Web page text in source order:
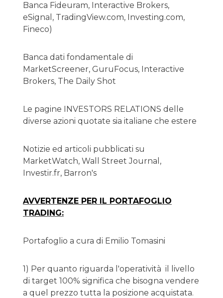
Banca Fideuram, Interactive Brokers,
eSignal, TradingView.com, Investing.com,
Fineco)
Banca dati fondamentale di
MarketScreener, GuruFocus, Interactive
Brokers, The Daily Shot
Le pagine INVESTORS RELATIONS delle
diverse azioni quotate sia italiane che estere
Notizie ed articoli pubblicati su
MarketWatch, Wall Street Journal,
Investir.fr, Barron's
AVVERTENZE PER IL PORTAFOGLIO
TRADING:
Portafoglio a cura di Emilio Tomasini
1) Per quanto riguarda l'operatività il livello
di target 100% significa che bisogna vendere
a quel prezzo tutta la posizione acquistata.